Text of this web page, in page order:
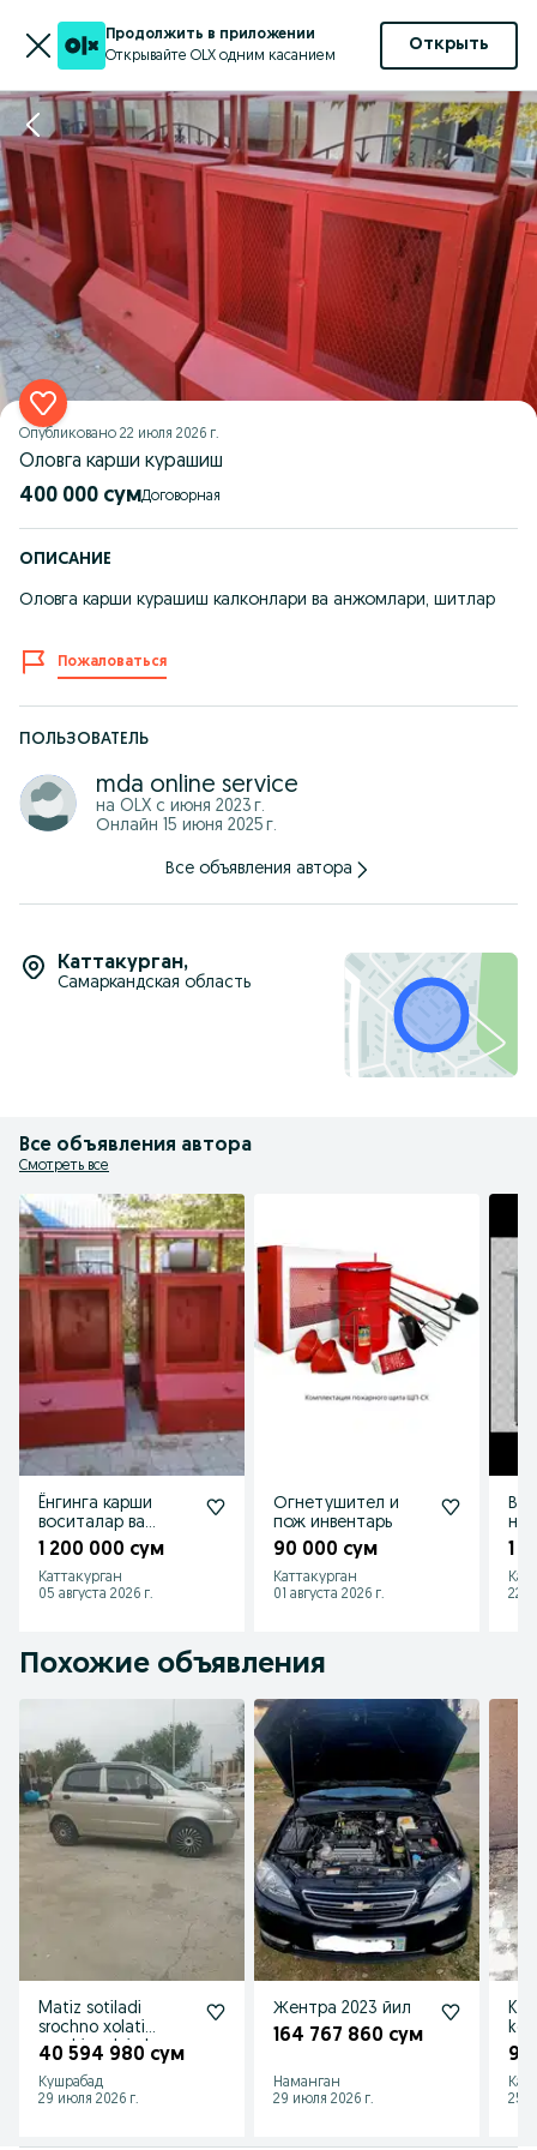
Продолжить в приложении
Открывайте OLX одним касанием
Открыть
Опубликовано 22 июля 2026 г.
Оловга карши курашиш
400 000 сум Договорная
ОПИСАНИЕ
Оловга карши курашиш калконлари ва анжомлари, шитлар
Пожаловаться
ПОЛЬЗОВАТЕЛЬ
mda online service
на OLX с июня 2023 г.
Онлайн 15 июня 2025 г.
Все объявления автора
Каттакурган,
Самаркандская область
Все объявления автора
Смотреть все
Ëнгинга карши
воситалар ва
калкон
1 200 000 сум
Каттакурган
05 августа 2026 г.
Огнетушител и
пож инвентарь
90 000 сум
Каттакурган
01 августа 2026 г.
1
22
Похожие объявления
Matiz sotiladi
srochno xolati
yaxshi realni olaman
deganla tel qilila
40 594 980 сум
Кушрабад
29 июля 2026 г.
Жентра 2023 йил
164 767 860 сум
Наманган
29 июля 2026 г.
25